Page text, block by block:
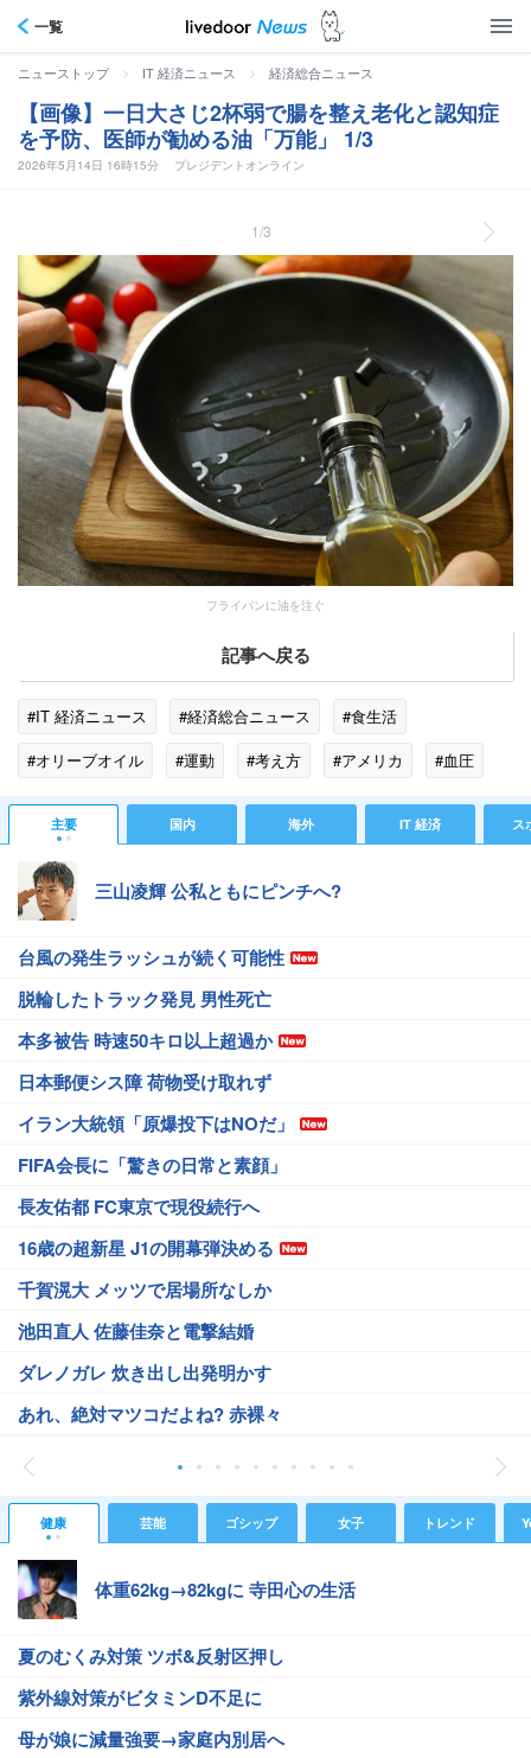
一覧
ニューストップ > IT 経済ニュース > 経済総合ニュース
【画像】一日大さじ2杯弱で腸を整え老化と認知症
を予防、医師が勧める油「万能」 1/3
2026年5月14日 16時15分 プレジデントオンライン
1/3
フライパンに油を注ぐ
記事へ戻る
#IT 経済ニュース #経済総合ニュース
#食生活
#オリーブオイル
#運動 #考え方 #アメリカ
#血圧
#ラバー
#便秘 #ローム #エキストラ
#インスリン
#FDA
#東京慈恵会医科大学
#メタボリック
#コレステロール
主要 国内 海外 IT 経済 ス
三山凌輝 公私ともにピンチへ?
台風の発生ラッシュが続く可能性
脱輪したトラック発見 男性死亡
本多被告 時速50キロ以上超過か
日本郵便シス障 荷物受け取れず
イラン大統領「原爆投下はNOだ」
FIFA会長に「驚きの日常と素顔」
長友佑都 FC東京で現役続行へ
16歳の超新星 J1の開幕弾決める
千賀滉大 メッツで居場所なしか
池田直人 佐藤佳奈と電撃結婚
ダレノガレ 炊き出し出発明かす
あれ、絶対マツコだよね? 赤裸々
健康 芸能 ゴシップ 女子 トレンド
体重62kg→82kgに 寺田心の生活
夏のむくみ対策 ツボ&反射区押し
紫外線対策がビタミンD不足に
母が娘に減量強要→家庭内別居へ